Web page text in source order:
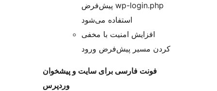
پیش‌فرض wp-login.php
استفاده می‌شود
افزایش امنیت با مخفی
کردن مسیر پیش‌فرض ورود
فونت فارسی برای سایت و پیشخوان
وردپرس